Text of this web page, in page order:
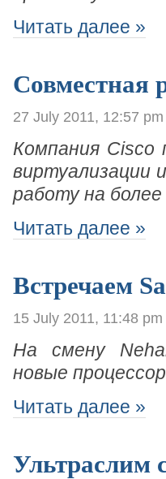
Читать далее »
Совместная
27 July 2011, 12:57 pm
Компания Cisco
виртуализации
работу на
Читать далее »
Встречаем
15 July 2011, 11:48 pm
На смену
новые
Читать далее »
Ультраслим